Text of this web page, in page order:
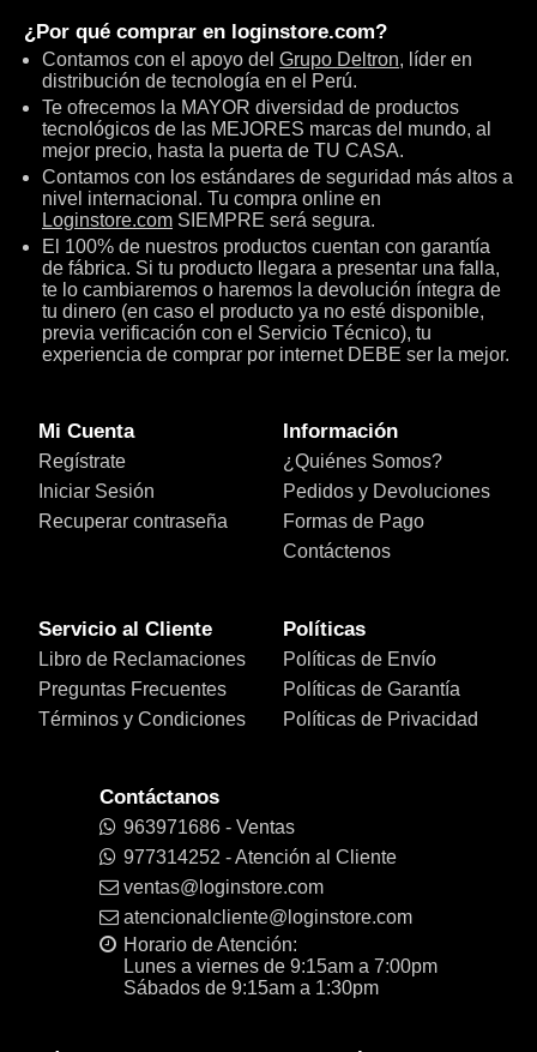
¿Por qué comprar en loginstore.com?
Contamos con el apoyo del Grupo Deltron, líder en
distribución de tecnología en el Perú.
Te ofrecemos la MAYOR diversidad de productos
tecnológicos de las MEJORES marcas del mundo, al
mejor precio, hasta la puerta de TU CASA.
Contamos con los estándares de seguridad más altos a
nivel internacional. Tu compra online en
Loginstore.com SIEMPRE será segura.
El 100% de nuestros productos cuentan con garantía
de fábrica. Si tu producto llegara a presentar una falla,
te lo cambiaremos o haremos la devolución íntegra de
tu dinero (en caso el producto ya no esté disponible,
previa verificación con el Servicio Técnico), tu
experiencia de comprar por internet DEBE ser la mejor.
Mi Cuenta
Regístrate
Iniciar Sesión
Recuperar contraseña
Información
¿Quiénes Somos?
Pedidos y Devoluciones
Formas de Pago
Contáctenos
Servicio al Cliente
Libro de Reclamaciones
Preguntas Frecuentes
Términos y Condiciones
Políticas
Políticas de Envío
Políticas de Garantía
Políticas de Privacidad
Contáctanos
963971686 - Ventas
977314252 - Atención al Cliente
ventas@loginstore.com
atencionalcliente@loginstore.com
Horario de Atención:
Lunes a viernes de 9:15am a 7:00pm
Sábados de 9:15am a 1:30pm